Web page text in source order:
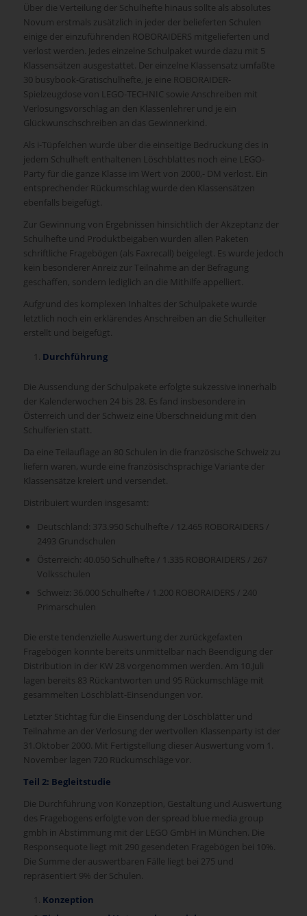
Über die Verteilung der Schulhefte hinaus sollte als absolutes
Novum erstmals zusätzlich in jeder der belieferten Schulen
einige der einzuführenden ROBORAIDERS mitgelieferten und
verlost werden. Jedes einzelne Schulpaket wurde dazu mit 5
Klassensätzen ausgestattet. Der einzelne Klassensatz umfaßte
30 busybook-Gratischulhefte, je eine ROBORAIDER-
Spielzeugdose von LEGO-TECHNIC sowie Anschreiben mit
Verlosungsvorschlag an den Klassenlehrer und je ein
Glückwunschschreiben an das Gewinnerkind.
Als i-Tüpfelchen wurde über die einseitige Bedruckung des in
jedem Schulheft enthaltenen Löschblattes noch eine LEGO-
Party für die ganze Klasse im Wert von 2000,- DM verlost. Ein
entsprechender Rückumschlag wurde den Klassensätzen
ebenfalls beigefügt.
Zur Gewinnung von Ergebnissen hinsichtlich der Akzeptanz der
Schulhefte und Produktbeigaben wurden allen Paketen
schriftliche Fragebögen (als Faxrecall) beigelegt. Es wurde jedoch
kein besonderer Anreiz zur Teilnahme an der Befragung
geschaffen, sondern lediglich an die Mithilfe appelliert.
Aufgrund des komplexen Inhaltes der Schulpakete wurde
letztlich noch ein erklärendes Anschreiben an die Schulleiter
erstellt und beigefügt.
Durchführung
Die Aussendung der Schulpakete erfolgte sukzessive innerhalb
der Kalenderwochen 24 bis 28. Es fand insbesondere in
Österreich und der Schweiz eine Überschneidung mit den
Schulferien statt.
Da eine Teilauflage an 80 Schulen in die französische Schweiz zu
liefern waren, wurde eine französischsprachige Variante der
Klassensätze kreiert und versendet.
Distribuiert wurden insgesamt:
Deutschland: 373.950 Schulhefte / 12.465 ROBORAIDERS /
2493 Grundschulen
Österreich: 40.050 Schulhefte / 1.335 ROBORAIDERS / 267
Volksschulen
Schweiz: 36.000 Schulhefte / 1.200 ROBORAIDERS / 240
Primarschulen
Die erste tendenzielle Auswertung der zurückgefaxten
Fragebögen konnte bereits unmittelbar nach Beendigung der
Distribution in der KW 28 vorgenommen werden. Am 10.Juli
lagen bereits 83 Rückantworten und 95 Rückumschläge mit
gesammelten Löschblatt-Einsendungen vor.
Letzter Stichtag für die Einsendung der Löschblätter und
Teilnahme an der Verlosung der wertvollen Klassenparty ist der
31.Oktober 2000. Mit Fertigstellung dieser Auswertung vom 1.
November lagen 720 Rückumschläge vor.
Teil 2: Begleitstudie
Die Durchführung von Konzeption, Gestaltung und Auswertung
des Fragebogens erfolgte von der spread blue media group
gmbh in Abstimmung mit der LEGO GmbH in München. Die
Responsequote liegt mit 290 gesendeten Fragebögen bei 10%.
Die Summe der auswertbaren Fälle liegt bei 275 und
repräsentiert 9% der Schulen.
Konzeption